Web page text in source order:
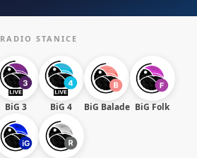
RADIO STANICE
BiG 3 BiG 4 BiG Balade BiG Folk